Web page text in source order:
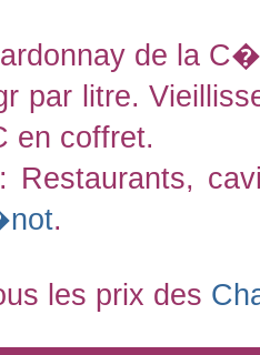
de la
par litre.
en coffret.
: Restaurants,
.
les prix des